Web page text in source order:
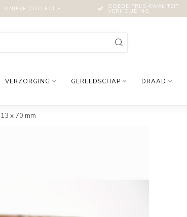
UNIEKE COLLECTIE GOEDE PRIJS-KWALITEIT
VERHOUDING
VERZORGING GEREEDSCHAP DRAAD
x 70 mm